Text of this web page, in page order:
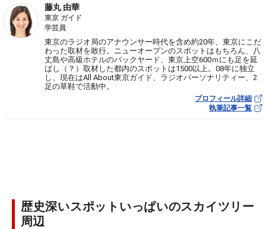
藤丸 由華
東京 ガイド
学芸員
東京のラジオ局のアナウンサー時代を含め約20年、東京にこだ
わった取材を敢行。ニューオープンのスポットはもちろん、八
丈島や高級ホテルのバックヤード、東京上空600ｍにも足を延
ばし（？）取材した都内のスポットは1500以上。08年に独立
し、現在はAll About東京ガイド、ラジオパーソナリティー、2
足の草鞋で活動中。
プロフィール詳細
執筆記事一覧
歴史深いスポットいっぱいのスカイツリー
周辺